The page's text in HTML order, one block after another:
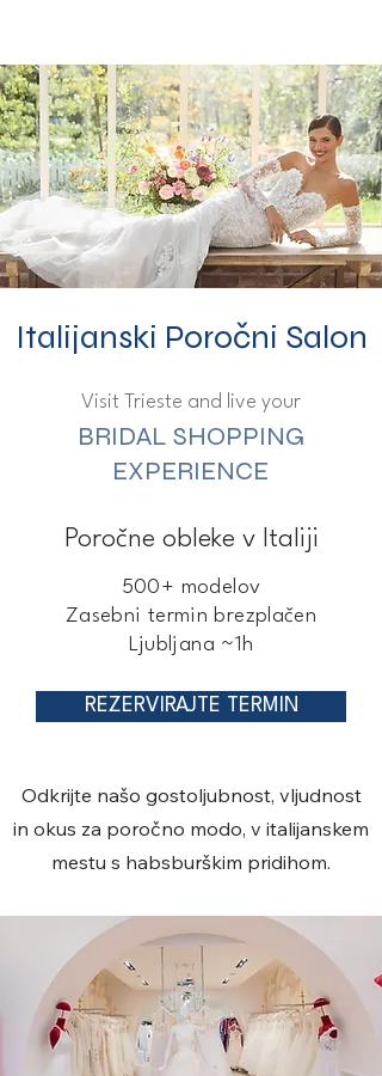
Italijanski Poročni Salon
Visit Trieste and live your
BRIDAL SHOPPING
EXPERIENCE
Poročne obleke v Italiji
500+ modelov
Zasebni termin brezplačen
Ljubljana ~1h
REZERVIRAJTE TERMIN
Odkrijte našo gostoljubnost, vljudnost
in okus za poročno modo, v italijanskem
mestu s habsburškim pridihom.